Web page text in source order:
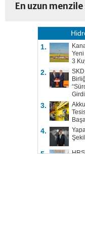
En uzun
1.
3
2.
Girdi
3.
4.
5.